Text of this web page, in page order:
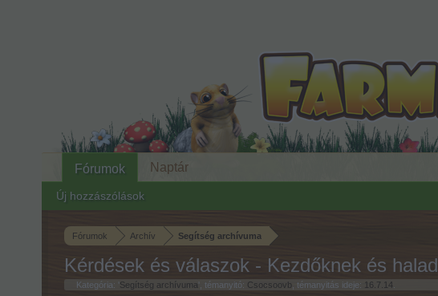
Fórumok Archív Segítség archívuma
Kérdések és válaszok - Kezdőknek és
Kategória: ' Segítség archívuma ', témanyitó: Csocsoovb , témanyitás ideje: 16.7.14
Fórumok
Új hozzászólások
Naptár